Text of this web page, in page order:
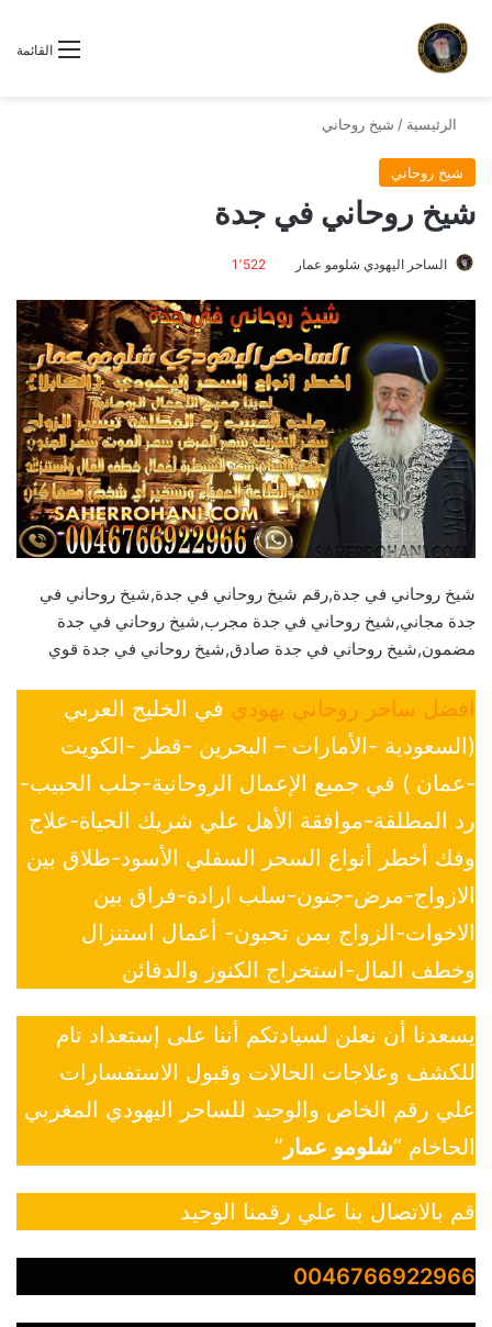
القائمة
الرئيسية / شيخ روحاني
شيخ روحاني
شيخ روحاني في جدة
الساحر اليهودي شلومو عمار 1٬522
شيخ روحاني في جدة,رقم شيخ روحاني في جدة,شيخ روحاني في
جدة مجاني,شيخ روحاني في جدة مجرب,شيخ روحاني في جدة
مضمون,شيخ روحاني في جدة صادق,شيخ روحاني في جدة قوي
افضل ساحر روحاني يهودي في الخليج العربي
(السعودية -الأمارات – البحرين -قطر -الكويت
-عمان ) في جميع الإعمال الروحانية-جلب الحبيب-
رد المطلقة-موافقة الأهل علي شريك الحياة-علاج
وفك أخطر أنواع السحر السفلي الأسود-طلاق بين
الازواج-مرض-جنون-سلب ارادة-فراق بين
الاخوات-الزواج بمن تحبون- أعمال استنزال
وخطف المال-استخراج الكنوز والدفائن
يسعدنا أن نعلن لسيادتكم أننا على إستعداد تام
للكشف وعلاجات الحالات وقبول الاستفسارات
علي رقم الخاص والوحيد للساحر اليهودي المغربي
الحاخام “شلومو عمار ”
قم بالاتصال بنا علي رقمنا الوحيد
0046766922966